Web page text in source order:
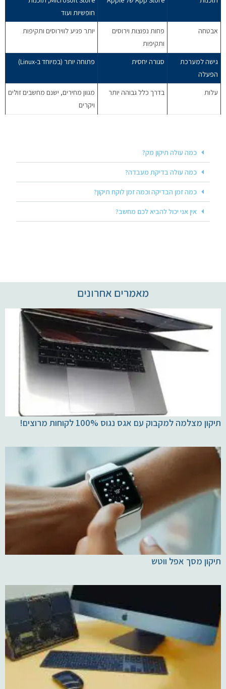
חופשיות ועוד
אבטחה
פחות נפוצות וירוסים
ותקיפות
יותר פגיע לווירוסים ותקיפות
גישה למערכת
הפעלה
סגורה יחסית פתוחה יותר (במיוחד ב-Linux)
עלות בדרך כלל גבוהה יותר
מגוון מחירים, ישנם מחשבים זולים
ויקרים
כמה עולה תיקון מק?
כמה עולה בדיקת מעבדה?
כמה זמן הבדיקה וכמה זמן לוקח תיקון?
אין אני יכול להביא לכם מחשב?
מאמרים אחרונים
תיקון מצלמה למקבוק עם אגס נגוס 100% לקוחות מרוצים!
תיקון מסך אפל ווטש